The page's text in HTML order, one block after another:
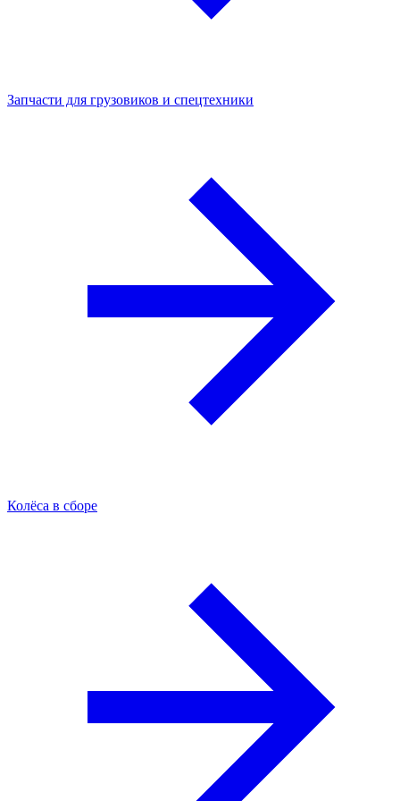
Запчасти для грузовиков и спецтехники
Колёса в сборе